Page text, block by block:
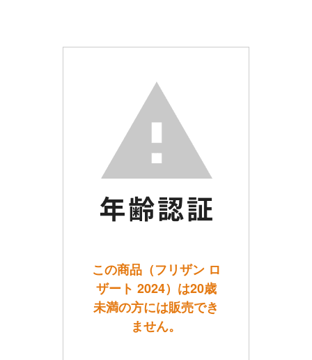
この商品（フリザン ロ
ザート 2024）は20歳
未満の方には販売でき
ません。